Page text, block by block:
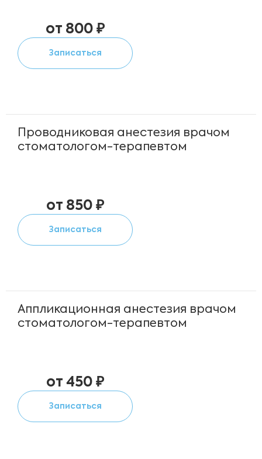
от 800 ₽
Записаться
Проводниковая анестезия врачом
стоматологом-терапевтом
от 850 ₽
Записаться
Аппликационная анестезия врачом
стоматологом-терапевтом
от 450 ₽
Записаться